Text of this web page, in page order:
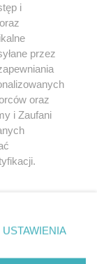
Dane firmowe
i
przez
oraz
i Zaufani
prywatności
. Niektóre
USTAWIENIA